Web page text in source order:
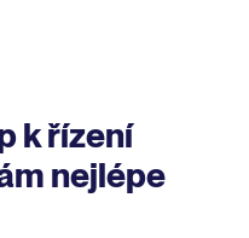
k řízení
nejlépe